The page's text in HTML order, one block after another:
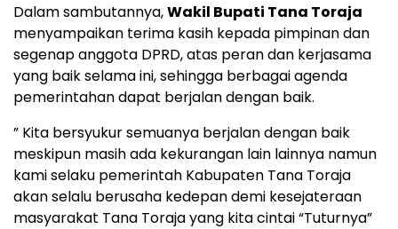
Dalam sambutannya,Wakil Bupati Tana Toraja
menyampaikan terima kasih kepada pimpinan dan
segenap anggota DPRD, atas peran dan kerjasama
yang baik selama ini, sehingga berbagai agenda
pemerintahan dapat berjalan dengan baik.
” Kita bersyukur semuanya berjalan dengan baik
meskipun masih ada kekurangan lain lainnya namun
kami selaku pemerintah Kabupaten Tana Toraja
akan selalu berusaha kedepan demi kesejateraan
masyarakat Tana Toraja yang kita cintai “Tuturnya”